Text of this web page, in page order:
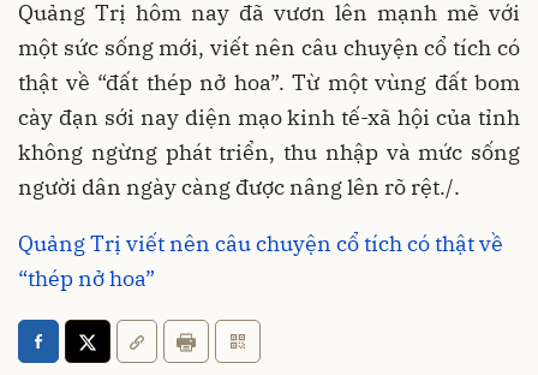
Quảng Trị hôm nay đã vươn lên mạnh mẽ với
một sức sống mới, viết nên câu chuyện cổ tích có
thật về “đất thép nở hoa”. Từ một vùng đất bom
cày đạn sới nay diện mạo kinh tế-xã hội của tỉnh
không ngừng phát triển, thu nhập và mức sống
người dân ngày càng được nâng lên rõ rệt./.
Quảng Trị viết nên câu chuyện cổ tích có thật về
“thép nở hoa”